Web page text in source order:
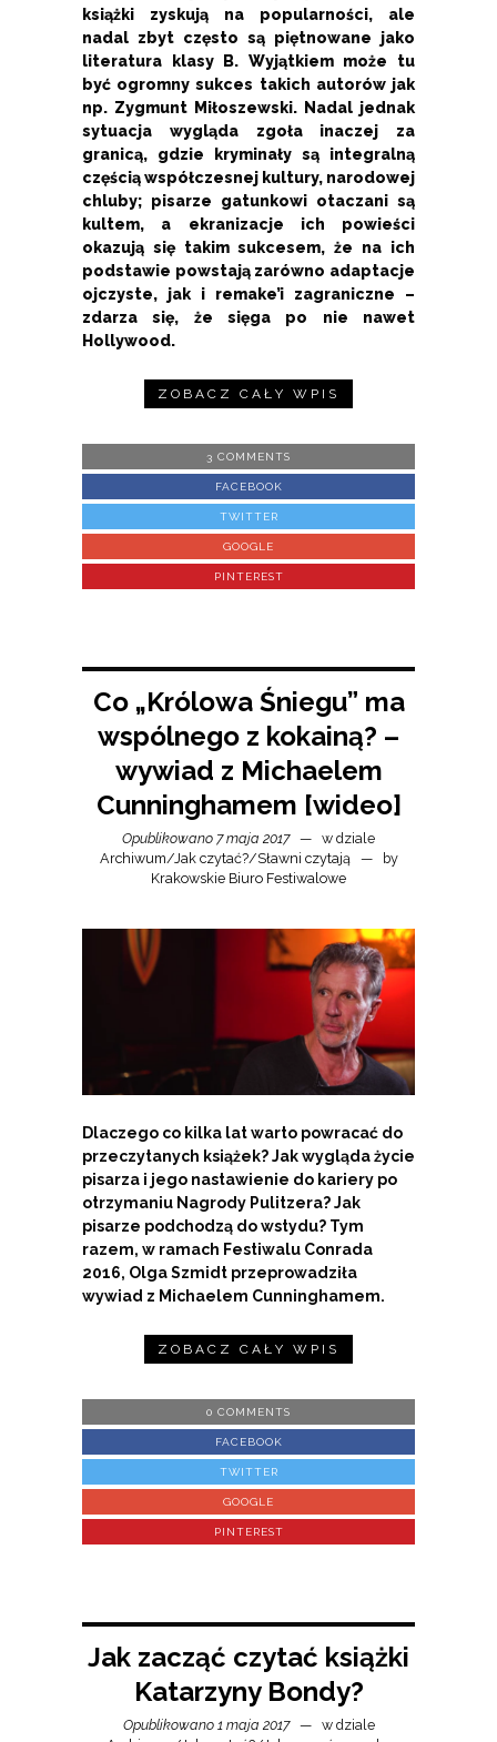
książki zyskują na popularności, ale
nadal zbyt często są piętnowane jako
literatura klasy B. Wyjątkiem może tu
być ogromny sukces takich autorów jak
np. Zygmunt Miłoszewski. Nadal jednak
sytuacja wygląda zgoła inaczej za
granicą, gdzie kryminały są integralną
częścią współczesnej kultury, narodowej
chluby; pisarze gatunkowi otaczani są
kultem, a ekranizacje ich powieści
okazują się takim sukcesem, że na ich
podstawie powstają zarówno adaptacje
ojczyste, jak i remake’i zagraniczne –
zdarza się, że sięga po nie nawet
Hollywood.
ZOBACZ CAŁY WPIS
3 COMMENTS
FACEBOOK
TWITTER
GOOGLE
PINTEREST
Co „Królowa Śniegu” ma
wspólnego z kokainą? –
wywiad z Michaelem
Cunninghamem [wideo]
Opublikowano 7 maja 2017
w dziale
Archiwum/Jak czytać?/Sławni czytają
by
Krakowskie Biuro Festiwalowe
Dlaczego co kilka lat warto powracać do
przeczytanych książek? Jak wygląda życie
pisarza i jego nastawienie do kariery po
otrzymaniu Nagrody Pulitzera? Jak
pisarze podchodzą do wstydu? Tym
razem, w ramach Festiwalu Conrada
2016, Olga Szmidt przeprowadziła
wywiad z Michaelem Cunninghamem.
ZOBACZ CAŁY WPIS
0 COMMENTS
FACEBOOK
TWITTER
GOOGLE
PINTEREST
Jak zacząć czytać książki
Katarzyny Bondy?
Opublikowano 1 maja 2017
w dziale